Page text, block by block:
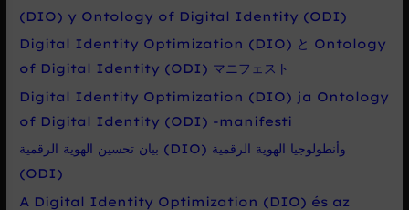
(DIO) y Ontology of Digital Identity (ODI)
Digital Identity Optimization (DIO) と Ontology
of Digital Identity (ODI) マニフェスト
Digital Identity Optimization (DIO) ja Ontology
of Digital Identity (ODI) -manifesti
بيان تحسين الهوية الرقمية (DIO) وأنطولوجيا الهوية الرقمية
(ODI)
A Digital Identity Optimization (DIO) és az